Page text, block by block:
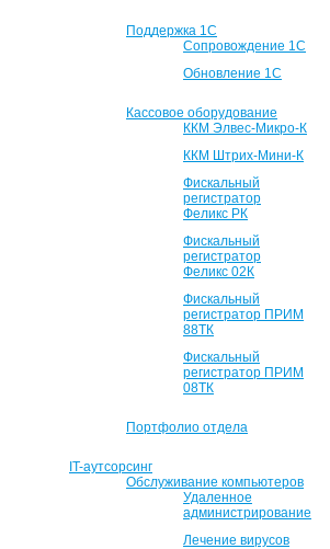
Поддержка 1С
Сопровождение 1С
Обновление 1С
Кассовое оборудование
ККМ Элвес-Микро-К
ККМ Штрих-Мини-К
Фискальный
регистратор
Феликс РК
Фискальный
регистратор
Феликс 02К
Фискальный
регистратор ПРИМ
88ТК
Фискальный
регистратор ПРИМ
08ТК
Портфолио отдела
IT-аутсорсинг
Обслуживание компьютеров
Удаленное
администрирование
Лечение вирусов